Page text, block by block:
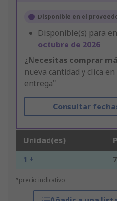
Disponible en el
Disponible(s) para
octubre de 2026
¿Necesitas comprar
nueva cantidad y clica
entrega"
Consultar
Unidad(es)
1 +
*precio indicativo